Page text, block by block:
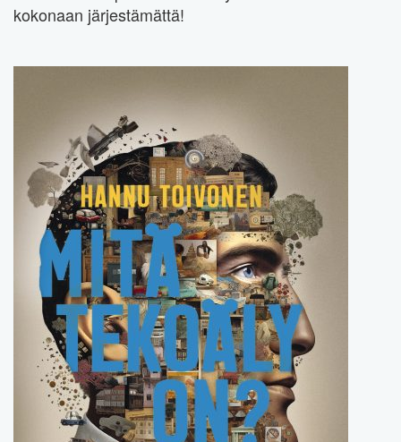
kokonaan järjestämättä!